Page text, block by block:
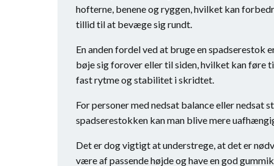
hofterne, benene og ryggen, hvilket kan
tillid til at bevæge sig rundt.
En anden fordel ved at bruge en
bøje sig forover eller til siden, hvilket kan føre
fast rytme og stabilitet i skridtet.
For personer med nedsat balance eller
spadserestokken kan man blive mere
Det er dog vigtigt at understrege, at det er
være af passende højde og have en god